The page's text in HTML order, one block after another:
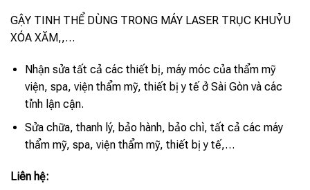
GẬY TINH THỂ DÙNG TRONG MÁY LASER TRỤC KHUỶU
XÓA XĂM,,…
Nhận sửa tất cả các thiết bị, máy móc của thẩm mỹ
viện, spa, viện thẩm mỹ, thiết bị y tế ở Sài Gòn và các
tỉnh lận cận.
Sửa chữa, thanh lý, bảo hành, bảo chì, tất cả các máy
thẩm mỹ, spa, viện thẩm mỹ, thiết bị y tế,…
Liên hệ: